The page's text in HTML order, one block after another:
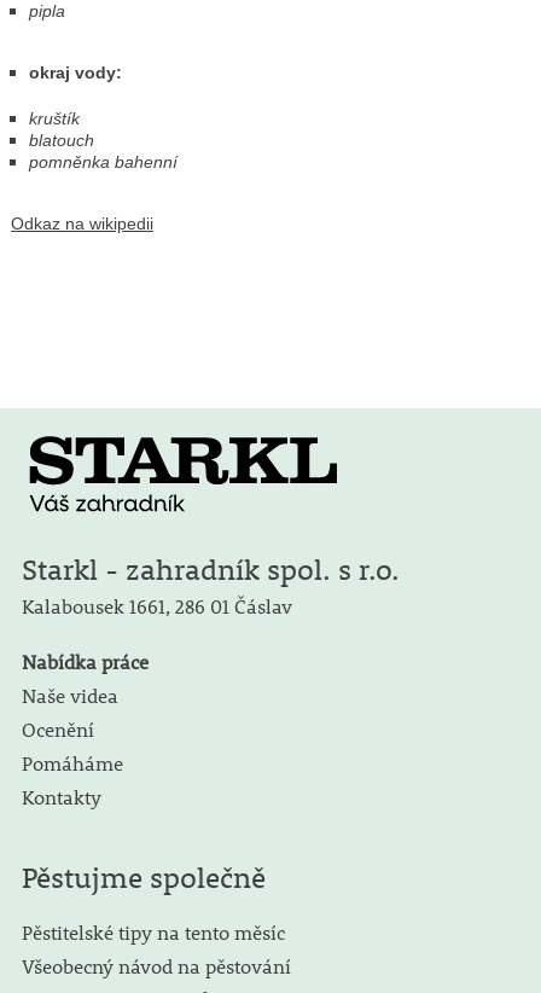
pipla
okraj vody:
kruštík
blatouch
pomněnka bahenní
Odkaz na wikipedii
Starkl - zahradník spol. s r.o.
Kalabousek 1661, 286 01 Čáslav
Nabídka práce
Naše videa
Ocenění
Pomáháme
Kontakty
Pěstujme společně
Pěstitelské tipy na tento měsíc
Všeobecný návod na pěstování